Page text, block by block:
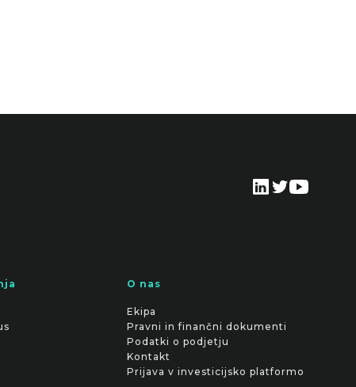
O nas
Ekipa
Pravni in finančni dokumenti
Podatki o podjetju
Kontakt
Prijava v investicijsko platformo